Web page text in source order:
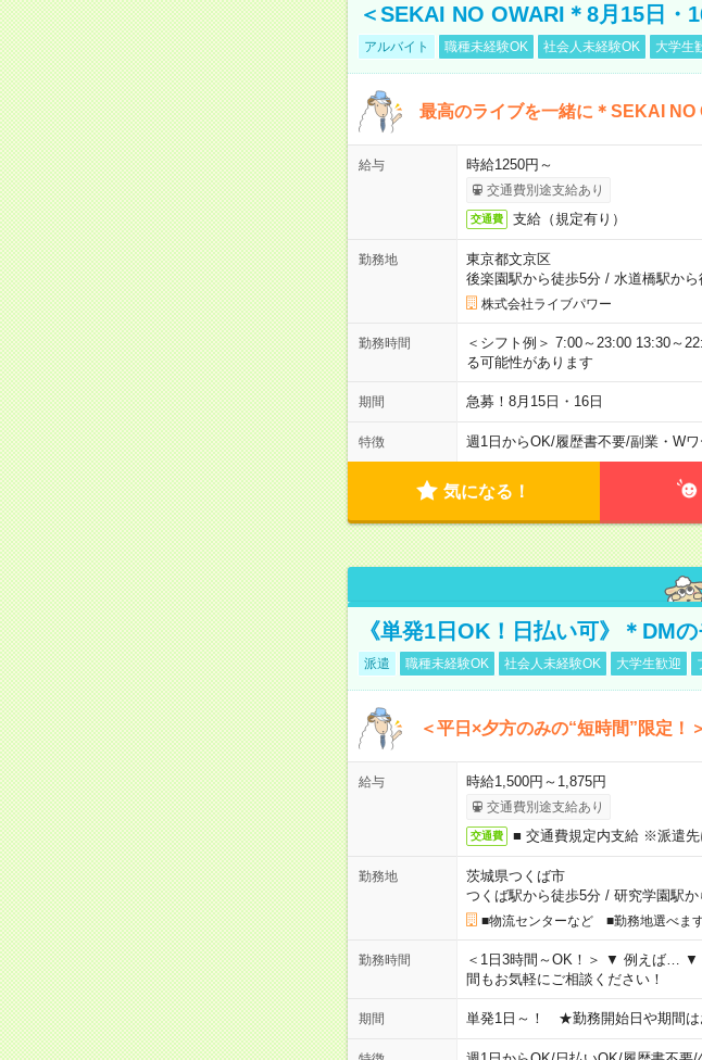
＜SEKAI NO OWARI＊8月15日・
アルバイト 職種未経験OK 社会人未経験OK 大学生
最高のライブを一緒に＊SEKAI
給与 時給1250円～
交通費別途支給あり
交通費 支給（規定有り）
勤務地
東京都文京区
後楽園駅から徒歩5分/ 水道橋駅か
株式会社ライブパワー
勤務時間
＜シフト例＞ 7:00～23:00 13:30～
る可能性があります
期間 急募！8月15日・16日
特徴 週1日からOK/履歴書不要/副業・W
気になる！
《単発1日OK！日払い可》＊DM
派遣 職種未経験OK 社会人未経験OK 大学生歓迎
＜平日×夕方のみの“短時間”限定
給与 時給1,500円～1,875円
交通費別途支給あり
交通費 ■ 交通費規定内支給 ※派遣先
勤務地
茨城県つくば市
つくば駅から徒歩5分/ 研究学園駅
■物流センターなど ■勤務地選べま
勤務時間
＜1日3時間～OK！＞ ▼ 例えば… ▼
間もお気軽にご相談ください！
期間 単発1日～！ ★勤務開始日や期間